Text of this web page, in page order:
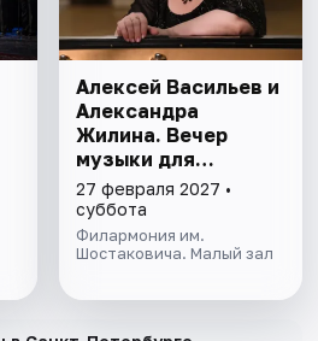
Алексей Васильев и
Александра
Жилина. Вечер
музыки для
виолончели и
фортепиано
27 февраля 2027 •
суббота
Филармония им.
Шостаковича. Малый зал